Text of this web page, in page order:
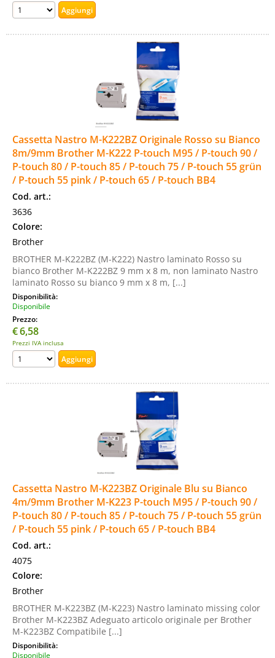
Cassetta Nastro M-K222BZ Originale Rosso su Bianco
8m/9mm Brother M-K222 P-touch M95 / P-touch 90 /
P-touch 80 / P-touch 85 / P-touch 75 / P-touch 55 grün
/ P-touch 55 pink / P-touch 65 / P-touch BB4
Cod. art.:
3636
Colore:
Brother
BROTHER M-K222BZ (M-K222) Nastro laminato Rosso su
bianco Brother M-K222BZ 9 mm x 8 m, non laminato Nastro
laminato Rosso su bianco 9 mm x 8 m, [...]
Disponibilità:
Disponibile
Prezzo:
€6,58
Prezzi IVA inclusa
Cassetta Nastro M-K223BZ Originale Blu su Bianco
4m/9mm Brother M-K223 P-touch M95 / P-touch 90 /
P-touch 80 / P-touch 85 / P-touch 75 / P-touch 55 grün
/ P-touch 55 pink / P-touch 65 / P-touch BB4
Cod. art.:
4075
Colore:
Brother
BROTHER M-K223BZ (M-K223) Nastro laminato missing color
Brother M-K223BZ Adeguato articolo originale per Brother
M-K223BZ Compatibile [...]
Disponibilità:
Disponibile